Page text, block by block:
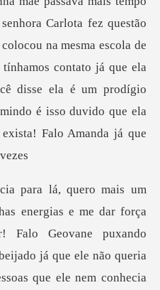
Carlota fez questão
na mesma escola de
contato já que ela
Falo Geovane puxando
já que ele não queria